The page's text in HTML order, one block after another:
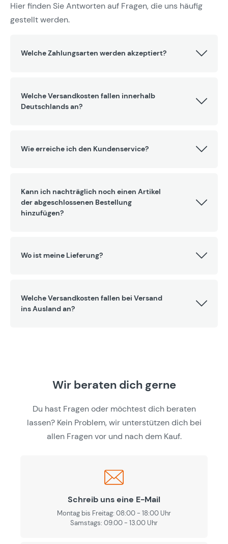
Hier finden Sie Antworten auf Fragen, die uns häufig
gestellt werden.
Welche Zahlungsarten werden akzeptiert?
Welche Versandkosten fallen innerhalb
Deutschlands an?
Wie erreiche ich den Kundenservice?
Kann ich nachträglich noch einen Artikel
der abgeschlossenen Bestellung
hinzufügen?
Wo ist meine Lieferung?
Welche Versandkosten fallen bei Versand
ins Ausland an?
Wir beraten dich gerne
Du hast Fragen oder möchtest dich beraten
lassen? Kein Problem, wir unterstützen dich bei
allen Fragen vor und nach dem Kauf.
Schreib uns eine E-Mail
Montag bis Freitag: 08:00 - 18:00 Uhr
Samstags: 09.00 - 13.00 Uhr